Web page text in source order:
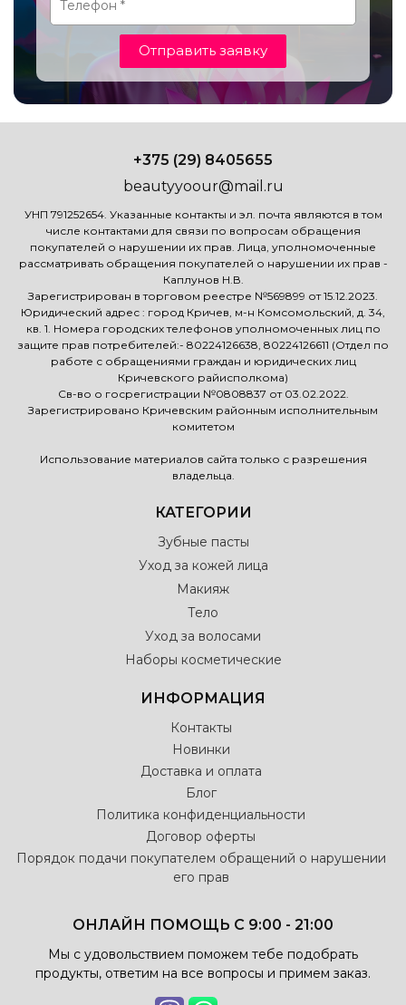
Отправить заявку
+375 (29) 8405655
beautyyoour@mail.ru
УНП 791252654. Указанные контакты и эл. почта являются в том
числе контактами для связи по вопросам обращения
покупателей о нарушении их прав. Лица, уполномоченные
рассматривать обращения покупателей о нарушении их прав -
Каплунов Н.В.
Зарегистрирован в торговом реестре №569899 от 15.12.2023.
Юридический адрес : город Кричев, м-н Комсомольский, д. 34,
кв. 1. Номера городских телефонов уполномоченных лиц по
защите прав потребителей:- 80224126638, 80224126611 (Отдел по
работе с обращениями граждан и юридических лиц
Кричевского райисполкома)
Св-во о госрегистрации №0808837 от 03.02.2022.
Зарегистрировано Кричевским районным исполнительным
комитетом
Использование материалов сайта только с разрешения
владельца.
КАТЕГОРИИ
Зубные пасты
Уход за кожей лица
Макияж
Тело
Уход за волосами
Наборы косметические
ИНФОРМАЦИЯ
Контакты
Новинки
Доставка и оплата
Блог
Политика конфиденциальности
Договор оферты
Порядок подачи покупателем обращений о нарушении
его прав
ОНЛАЙН ПОМОЩЬ С 9:00 - 21:00
Мы с удовольствием поможем тебе подобрать
продукты, ответим на все вопросы и примем заказ.